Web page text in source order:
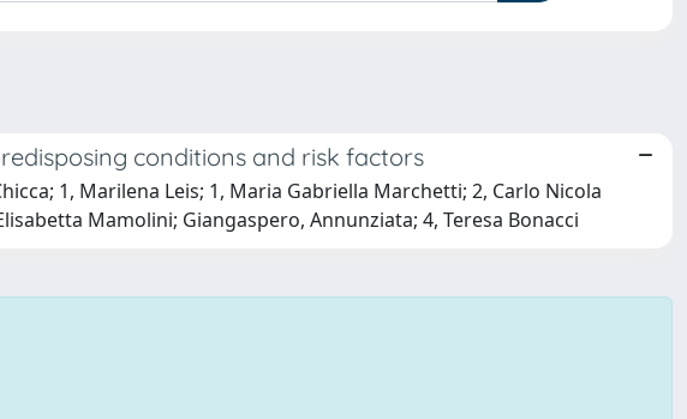
conditions and risk factors
1, Marilena Leis; 1, Maria Gabriella Marchetti; 2, Carlo Nicola
Mamolini; Giangaspero, Annunziata; 4, Teresa Bonacci